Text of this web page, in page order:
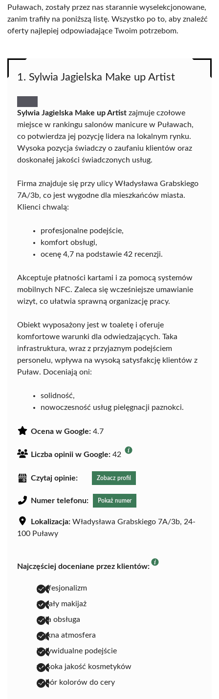
Puławach, zostały przez nas starannie wyselekcjonowane,
zanim trafiły na poniższą listę. Wszystko po to, aby znaleźć
oferty najlepiej odpowiadające Twoim potrzebom.
1. Sylwia Jagielska Make up Artist
Sylwia Jagielska Make up Artist zajmuje czołowe
miejsce w rankingu salonów manicure w Puławach,
co potwierdza jej pozycję lidera na lokalnym rynku.
Wysoka pozycja świadczy o zaufaniu klientów oraz
doskonałej jakości świadczonych usług.
Firma znajduje się przy ulicy Władysława Grabskiego
7A/3b, co jest wygodne dla mieszkańców miasta.
Klienci chwalą:
profesjonalne podejście,
komfort obsługi,
ocenę 4,7 na podstawie 42 recenzji.
Akceptuje płatności kartami i za pomocą systemów
mobilnych NFC. Zaleca się wcześniejsze umawianie
wizyt, co ułatwia sprawną organizację pracy.
Obiekt wyposażony jest w toaletę i oferuje
komfortowe warunki dla odwiedzających. Taka
infrastruktura, wraz z przyjaznym podejściem
personelu, wpływa na wysoką satysfakcję klientów z
Puław. Doceniają oni:
solidność,
nowoczesność usług pielęgnacji paznokci.
Ocena w Google: 4.7
Liczba opinii w Google: 42
Czytaj opinie: Zobacz profil
Numer telefonu: Pokaż numer
Lokalizacja: Władysława Grabskiego 7A/3b, 24-
100 Puławy
Najczęściej doceniane przez klientów:
profesjonalizm
trwały makijaż
miła obsługa
piękna atmosfera
indywidualne podejście
wysoka jakość kosmetyków
dobór kolorów do cery